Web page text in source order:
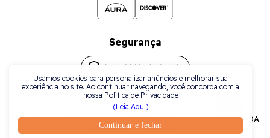
Continuar e fechar
Usamos cookies para personalizar anúncios e melhorar sua
experiência no site. Ao continuar navegando, você concorda com a
nossa Política de Privacidade
(Leia Aqui)
Segurança
Todos os direitos reservados a La Plata Comércio de Joias LTDA.
| CNPJ: 38.079.925/0001-42